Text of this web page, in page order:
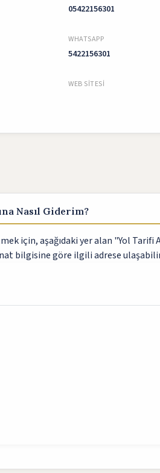
05422156301
WHATSAPP
5422156301
WEB SITESI
Nasıl Giderim?
için, aşağıdaki yer alan "Yol
bilgisine göre ilgili adrese